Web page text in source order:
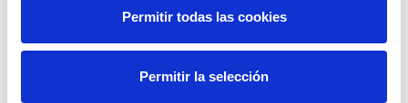
Permitir todas las cookies
Permitir la selección
en lo relativo a la formación de redes para la
Los Centros Tecnológicos españoles han